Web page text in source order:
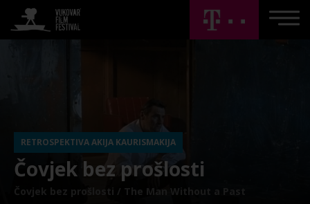
RETROSPEKTIVA AKIJA KAURISMAKIJA
Čovjek bez prošlosti
Čovjek bez prošlosti / The Man Without a Past